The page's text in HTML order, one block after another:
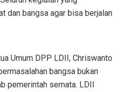
dan bangsa agar bisa berjalan
Umum DPP LDII, Chriswanto
bangsa bukan
pemerintah semata. LDII